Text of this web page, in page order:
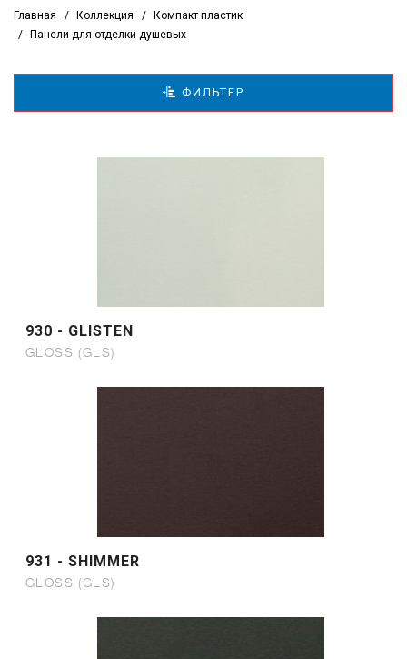
Главная Коллекция
Компакт пластик
Панели для отделки душевых
ФИЛЬТЕР
930 - GLISTEN
GLOSS (GLS)
931 - SHIMMER
GLOSS (GLS)